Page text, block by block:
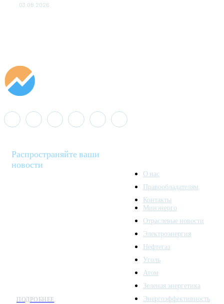
03.08.2026
Распространяйте ваши
новости
ПОДРОБНЕЕ
О нас
Правообладателям
Контакты
Минэнерго
Отраслевые новости
Электроэнергия
Нефтегаз
Уголь
Атом
Зеленая энергетика
Энергоэффективность